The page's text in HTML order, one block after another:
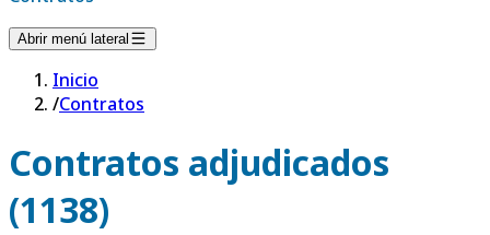
Abrir menú lateral
Inicio
/Contratos
Contratos adjudicados
(1138)